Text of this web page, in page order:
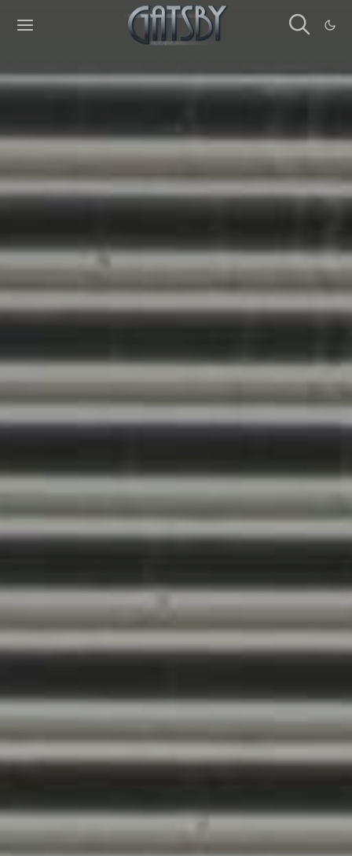
Cookies management panel